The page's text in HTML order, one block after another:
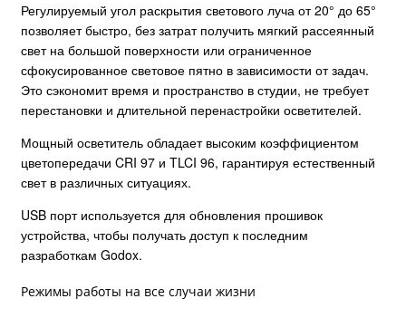
Регулируемый угол раскрытия светового луча от 20° до 65°
позволяет быстро, без затрат получить мягкий рассеянный
свет на большой поверхности или ограниченное
сфокусированное световое пятно в зависимости от задач.
Это сэкономит время и пространство в студии, не требует
перестановки и длительной перенастройки осветителей.
Мощный осветитель обладает высоким коэффициентом
цветопередачи CRI 97 и TLCI 96, гарантируя естественный
свет в различных ситуациях.
USB порт используется для обновления прошивок
устройства, чтобы получать доступ к последним
разработкам Godox.
Режимы работы на все случаи жизни